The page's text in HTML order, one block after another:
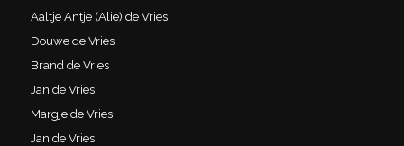
Aaltje Antje (Alie) de Vries
Douwe de Vries
Brand de Vries
Jan de Vries
Margje de Vries
Jan de Vries